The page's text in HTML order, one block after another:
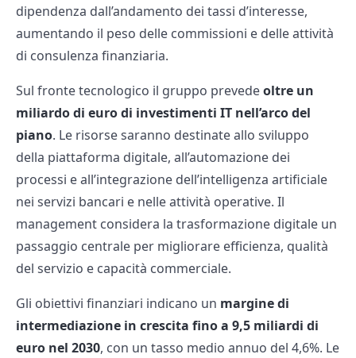
dipendenza dall’andamento dei tassi d’interesse,
aumentando il peso delle commissioni e delle attività
di consulenza finanziaria.
Sul fronte tecnologico il gruppo prevedeoltre un
miliardo di euro di investimenti IT nell’arco del
piano. Le risorse saranno destinate allo sviluppo
della piattaforma digitale, all’automazione dei
processi e all’integrazione dell’intelligenza artificiale
nei servizi bancari e nelle attività operative. Il
management considera la trasformazione digitale un
passaggio centrale per migliorare efficienza, qualità
del servizio e capacità commerciale.
Gli obiettivi finanziari indicano un margine di
intermediazione in crescita fino a 9,5 miliardi di
euro nel 2030, con un tasso medio annuo del 4,6%. Le